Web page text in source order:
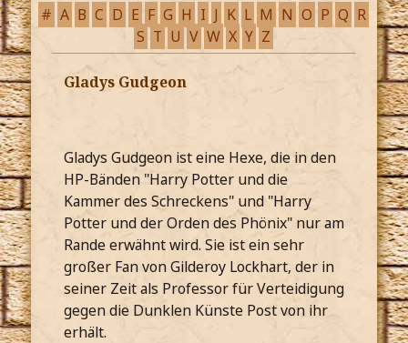
# A B C D E F G H I J K L M N O P Q R
S T U V W X Y Z
Gladys Gudgeon
Gladys Gudgeon ist eine Hexe, die in den
HP-Bänden "Harry Potter und die
Kammer des Schreckens" und "Harry
Potter und der Orden des Phönix" nur am
Rande erwähnt wird. Sie ist ein sehr
großer Fan von Gilderoy Lockhart, der in
seiner Zeit als Professor für Verteidigung
gegen die Dunklen Künste Post von ihr
erhält.